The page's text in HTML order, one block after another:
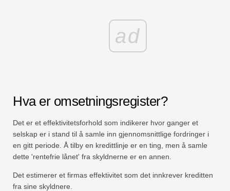
ad
Hva er omsetningsregister?
Det er et effektivitetsforhold som indikerer hvor ganger et
selskap er i stand til å samle inn gjennomsnittlige fordringer i
en gitt periode. Å tilby en kredittlinje er en ting, men å samle
dette 'rentefrie lånet' fra skyldnerne er en annen.
Det estimerer et firmas effektivitet som det innkrever kreditten
fra sine skyldnere.